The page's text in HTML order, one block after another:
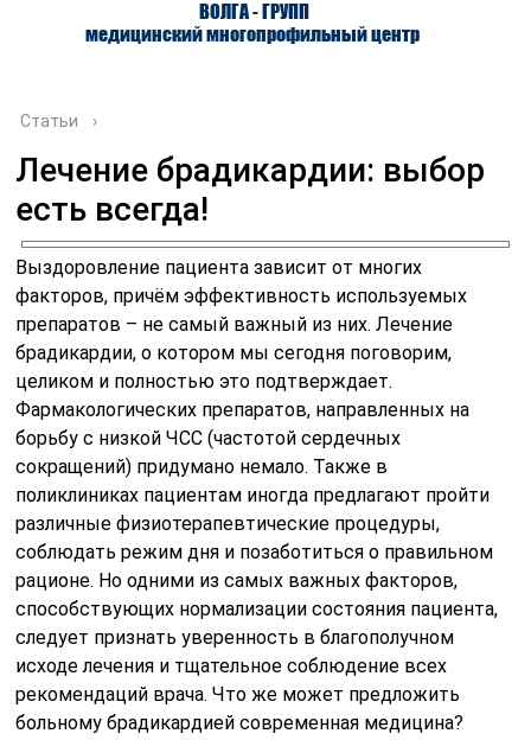
ВОЛГА - ГРУПП
медицинский многопрофильный центр
О ЦЕНТРЕ
Статьи ›
Лечение брадикардии: выбор
есть всегда!
Выздоровление пациента зависит от многих
факторов, причём эффективность используемых
препаратов – не самый важный из них. Лечение
брадикардии, о котором мы сегодня поговорим,
целиком и полностью это подтверждает.
Фармакологических препаратов, направленных на
борьбу с низкой ЧСС (частотой сердечных
сокращений) придумано немало. Также в
поликлиниках пациентам иногда предлагают пройти
различные физиотерапевтические процедуры,
соблюдать режим дня и позаботиться о правильном
рационе. Но одними из самых важных факторов,
способствующих нормализации состояния пациента,
следует признать уверенность в благополучном
исходе лечения и тщательное соблюдение всех
рекомендаций врача. Что же может предложить
больному брадикардией современная медицина?